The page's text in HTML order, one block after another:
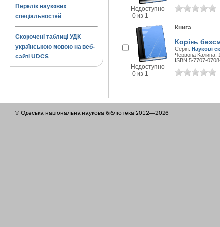
Перелік наукових
спеціальностей
Скорочені таблиці УДК
українською мовою на веб-
сайті UDCS
Недоступно
0 из 1
Недоступно
0 из 1
Книга
Корінь
Серія: Наукові
Червона Калина,
ISBN 5-7707-
© Одеська національна наукова бібліотека 2012—2026